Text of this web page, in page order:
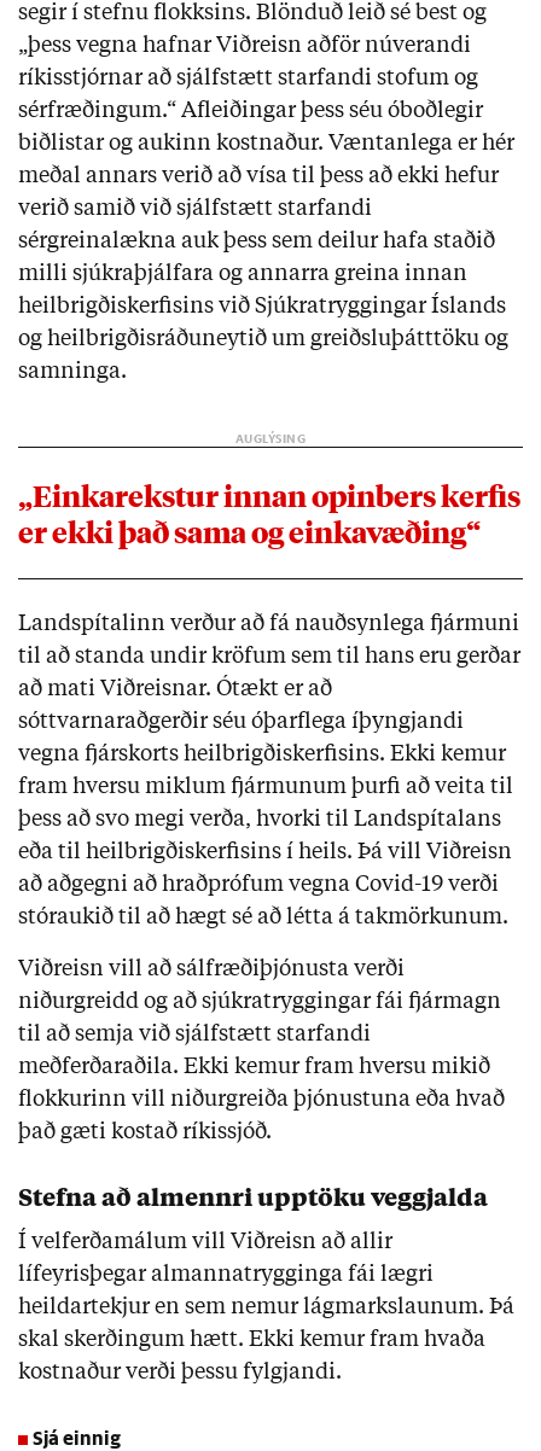
segir í stefnu flokksins. Blönduð leið sé best og
„þess vegna hafnar Viðreisn aðför núverandi
ríkisstjórnar að sjálfstætt starfandi stofum og
sérfræðingum.“ Afleiðingar þess séu óboðlegir
biðlistar og aukinn kostnaður. Væntanlega er hér
meðal annars verið að vísa til þess að ekki hefur
verið samið við sjálfstætt starfandi
sérgreinalækna auk þess sem deilur hafa staðið
milli sjúkraþjálfara og annarra greina innan
heilbrigðiskerfisins við Sjúkratryggingar Íslands
og heilbrigðisráðuneytið um greiðsluþátttöku og
samninga.
„Einkarekstur innan opinbers kerfis
er ekki það sama og einkavæðing“
Landspítalinn verður að fá nauðsynlega fjármuni
til að standa undir kröfum sem til hans eru gerðar
að mati Viðreisnar. Ótækt er að
sóttvarnaraðgerðir séu óþarflega íþyngjandi
vegna fjárskorts heilbrigðiskerfisins. Ekki kemur
fram hversu miklum fjármunum þurfi að veita til
þess að svo megi verða, hvorki til Landspítalans
eða til heilbrigðiskerfisins í heils. Þá vill Viðreisn
að aðgegni að hraðprófum vegna Covid-19 verði
stóraukið til að hægt sé að létta á takmörkunum.
Viðreisn vill að sálfræðiþjónusta verði
niðurgreidd og að sjúkratryggingar fái fjármagn
til að semja við sjálfstætt starfandi
meðferðaraðila. Ekki kemur fram hversu mikið
flokkurinn vill niðurgreiða þjónustuna eða hvað
það gæti kostað ríkissjóð.
Stefna að almennri upptöku veggjalda
Í velferðamálum vill Viðreisn að allir
lífeyrisþegar almannatrygginga fái lægri
heildartekjur en sem nemur lágmarkslaunum. Þá
skal skerðingum hætt. Ekki kemur fram hvaða
kostnaður verði þessu fylgjandi.
Sjá einnig